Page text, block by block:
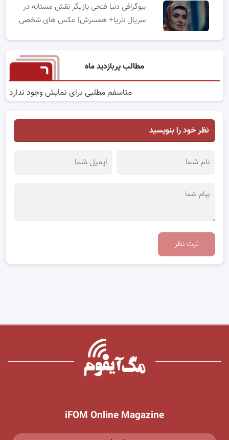
بیوگرافی دنیا فتحی بازیگر نقش مستانه در
سریال ناریا+ همسرش| عکس های شخصی
مطالب پربازدید ماه
متاسفم مطلبی برای نمایش وجود ندارد
نظر خود را بنویسید
ثبت نظر
iFOM Online Magazine